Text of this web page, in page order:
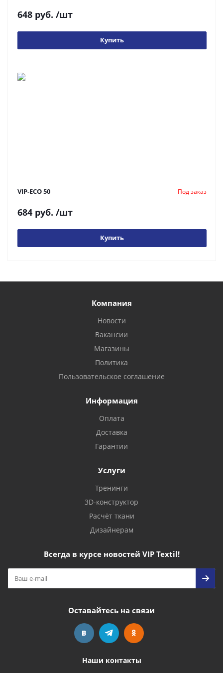
648 руб. /шт
Купить
VIP-ECO 50 Под заказ
684 руб. /шт
Купить
Компания
Новости
Вакансии
Магазины
Политика
Пользовательское соглашение
Информация
Оплата
Доставка
Гарантии
Услуги
Тренинги
3D-конструктор
Расчёт ткани
Дизайнерам
Всегда в курсе новостей VIP Textil!
Оставайтесь на связи
Наши контакты